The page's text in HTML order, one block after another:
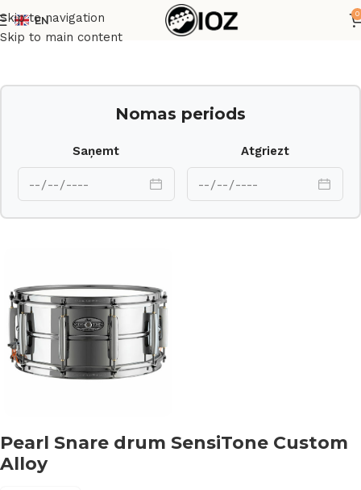
Skip to navigation
Skip to main content
EN
0
Sākums Bungas Korpusi
Nomas periods
Saņemt Atgriezt
Pearl Snare drum SensiTone Custom
Alloy